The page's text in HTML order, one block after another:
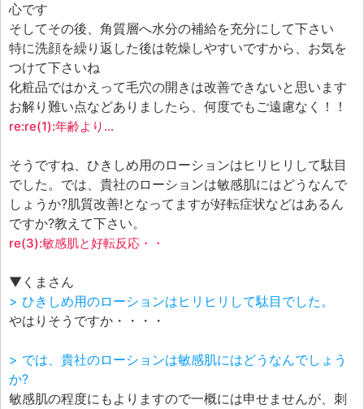
心です
そしてその後、角質層へ水分の補給を充分にして下さい
特に洗顔を繰り返した後は乾燥しやすいですから、お気を
つけて下さいね
化粧品ではかえって毛穴の開きは改善できないと思います
お解り難い点などありましたら、何度でもご遠慮なく！！
re:re(1):年齢より…
そうですね、ひきしめ用のローションはヒリヒリして駄目
でした。では、貴社のローションは敏感肌にはどうなんで
しょうか?肌質改善!となってますが好転症状などはあるん
ですか?教えて下さい。
re(3):敏感肌と好転反応・・
▼くまさん
> ひきしめ用のローションはヒリヒリして駄目でした。
やはりそうですか・・・・
> では、貴社のローションは敏感肌にはどうなんでしょう
か?
敏感肌の程度にもよりますので一概には申せませんが、刺